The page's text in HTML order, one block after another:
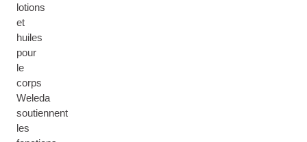
lotions
et
huiles
pour
le
corps
Weleda
soutiennent
les